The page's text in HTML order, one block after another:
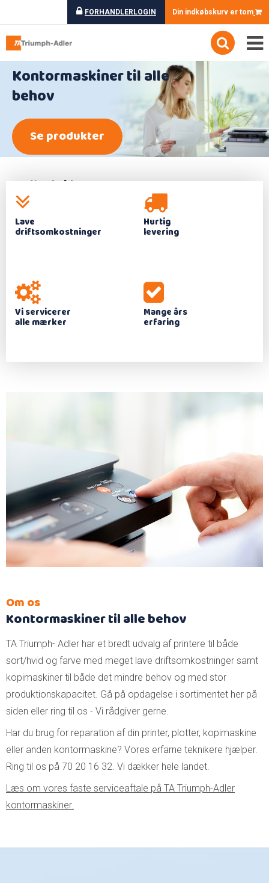
Din indkøbskurv er tom
FORHANDLERLOGIN
Kontormaskiner til alle
behov
Se produkter
Kontakt os
Lave
driftsomkostninger
Hurtig
levering
Vi servicerer
alle mærker
Mange års
erfaring
Om os
Kontormaskiner til alle behov
TA Triumph- Adler har et bredt udvalg af printere til både
sort/hvid og farve med meget lave driftsomkostninger samt
kopimaskiner til både det mindre behov og med stor
produktionskapacitet. Gå på opdagelse i sortimentet her på
siden eller ring til os - Vi rådgiver gerne.
Har du brug for reparation af din printer, plotter, kopimaskine
eller anden kontormaskine? Vores erfarne teknikere hjælper.
Ring til os på 70 20 16 32. Vi dækker hele landet.
Læs om vores faste serviceaftale på TA Triumph-Adler
kontormaskiner.